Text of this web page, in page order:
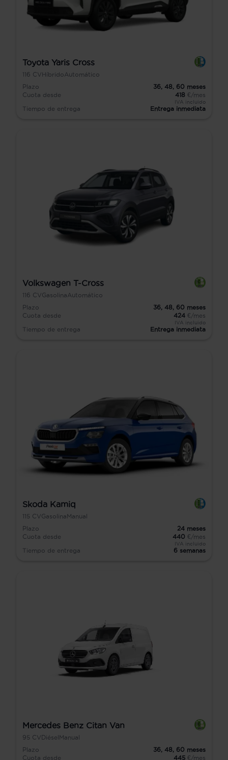
Toyota Yaris Cross
116 CVHíbridoAutomático
Plazo
36, 48, 60 meses
Cuota desde
418 €/mes
IVA incluido
Tiempo de entrega Entrega inmediata
Volkswagen T-Cross
116 CVGasolinaAutomático
Plazo
36, 48, 60 meses
Cuota desde
424 €/mes
IVA incluido
Tiempo de entrega Entrega inmediata
Skoda Kamiq
115 CVGasolinaManual
Plazo
24 meses
Cuota desde
440 €/mes
IVA incluido
Tiempo de entrega 6 semanas
Mercedes Benz Citan Van
95 CVDiéselManual
Plazo
36, 48, 60 meses
Cuota desde
445 €/mes